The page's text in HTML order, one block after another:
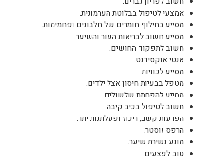
אמצעי לטיפול בבלוטת הערמונית.
מסייע בחילוף חומרים של חלבונים ופחמימות.
מסייע חשוב לבריאות העור והשיער.
חשוב לתפקוד החושים.
אנטי אוקסידנט.
מסייע לכוויות.
מטפל בבעיות חיסון אצל ילדים.
מסייע להפחתת שלשולים.
חשוב לטיפול בכיב קיבה.
הפרעות קשב, ריכוז ופעלתנות יתר.
הרפס זוסטר.
מונע נשירת שיער.
טוב לפצעים.